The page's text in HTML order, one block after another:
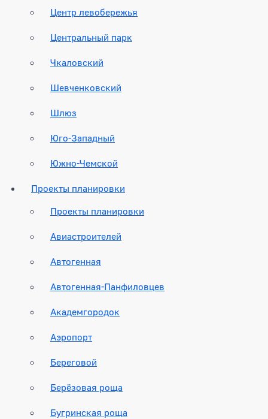
Центр левобережья
Центральный парк
Чкаловский
Шевченковский
Шлюз
Юго-Западный
Южно-Чемской
Проекты планировки
Проекты планировки
Авиастроителей
Автогенная
Автогенная-Панфиловцев
Академгородок
Аэропорт
Береговой
Берёзовая роща
Бугринская роща